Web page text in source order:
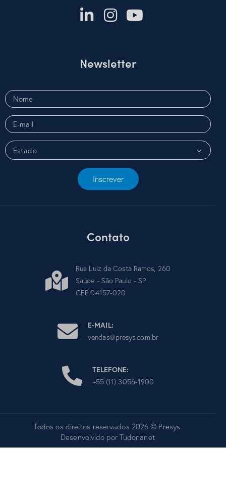
Newsletter
Inscrever
Contato
Rua Luiz da Costa Ramos, 260
Saúde - São Paulo - SP
CEP 04157-020
E-MAIL:
vendas@presys.com.br
TELEFONE:
+55 (11) 3056-1900
Todos os direitos reservados 2026 © Presys
Desenvolvido por Tudonanet